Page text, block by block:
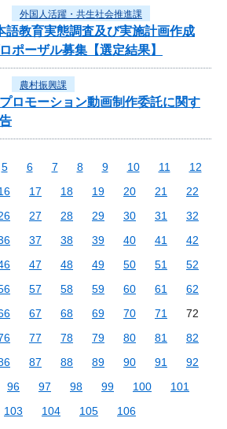
外国人活躍・共生社会推進課
語教育実態調査及び実施計画作成
ポーザル募集【選定結果】
農村振興課
ロモーション動画制作委託に関す
5 6 7 8 9 10 11
12
17 18 19 20 21
22
27 28 29 30 31
32
37 38 39 40 41
42
47 48 49 50 51
52
57 58 59 60 61
62
67 68 69 70 71
72
77 78 79 80 81
82
87 88 89 90 91
92
96 97 98 99 100
101
103 104 105 106